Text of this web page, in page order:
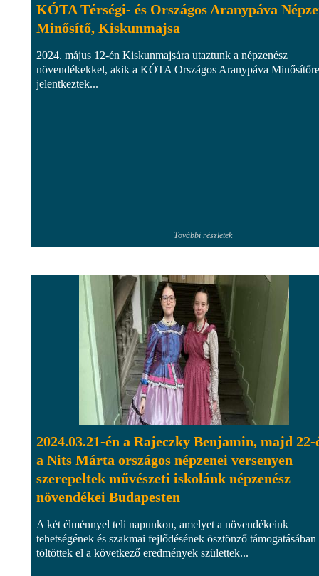
KÓTA Térségi- és Országos Aranypáva
Minősítő, Kiskunmajsa
2024. május 12-én Kiskunmajsára utaztunk a népzenész
növendékekkel, akik a KÓTA Országos Aranypáva Minősítőre
jelentkeztek...
További részletek
2024.03.21-én a Rajeczky Benjamin, majd 22-
a Nits Márta országos népzenei versenyen
szerepeltek művészeti iskolánk népzenész
növendékei Budapesten
A két élménnyel teli napunkon, amelyet a növendékeink
tehetségének és szakmai fejlődésének ösztönző támogatásában
töltöttek el a következő eredmények születtek...